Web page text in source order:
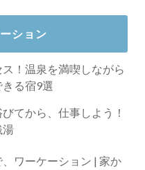
ション
！温泉を満喫しながら
る宿9選
てから、仕事しよう！
湯
ワーケーション | 家か